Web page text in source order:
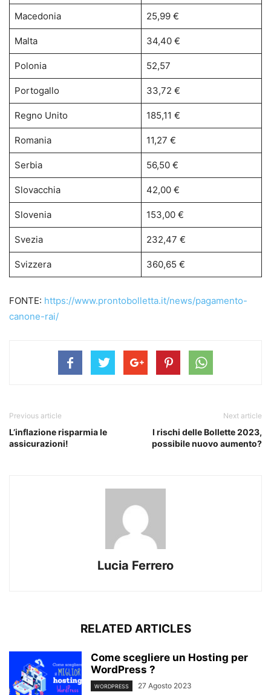
Macedonia 25,99 €
Malta 34,40 €
Polonia 52,57
Portogallo 33,72 €
Regno Unito 185,11 €
Romania 11,27 €
Serbia 56,50 €
Slovacchia 42,00 €
Slovenia 153,00 €
Svezia 232,47 €
Svizzera 360,65 €
FONTE: https://www.prontobolletta.it/news/pagamento-
canone-rai/
Previous article
L’inflazione risparmia le
assicurazioni!
Next article
I rischi delle Bollette 2023,
possibile nuovo aumento?
Lucia Ferrero
RELATED ARTICLES
Come scegliere un Hosting per
WordPress ?
WORDPRESS 27 Agosto 2023